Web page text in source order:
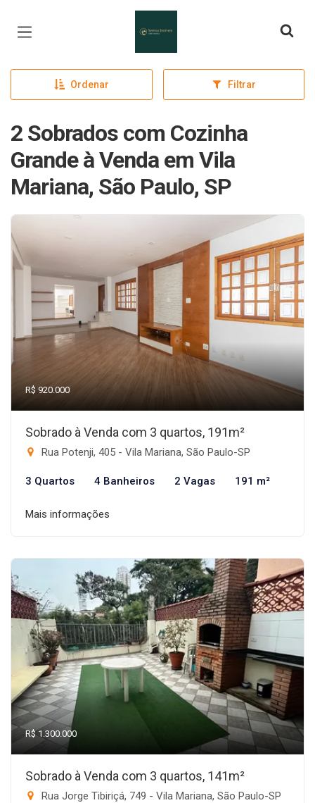
Ordenar Filtrar
2 Sobrados com Cozinha
Grande à Venda em Vila
Mariana, São Paulo, SP
R$ 920.000
Sobrado à Venda com 3 quartos, 191m²
Rua Potenji, 405 - Vila Mariana, São Paulo-SP
3 Quartos 4 Banheiros 2 Vagas 191 m²
Mais informações
R$ 1.300.000
Sobrado à Venda com 3 quartos, 141m²
Rua Jorge Tibiriçá, 749 - Vila Mariana, São Paulo-SP